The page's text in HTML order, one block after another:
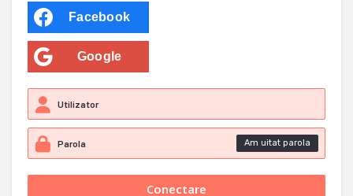
Facebook
Google
Am uitat parola